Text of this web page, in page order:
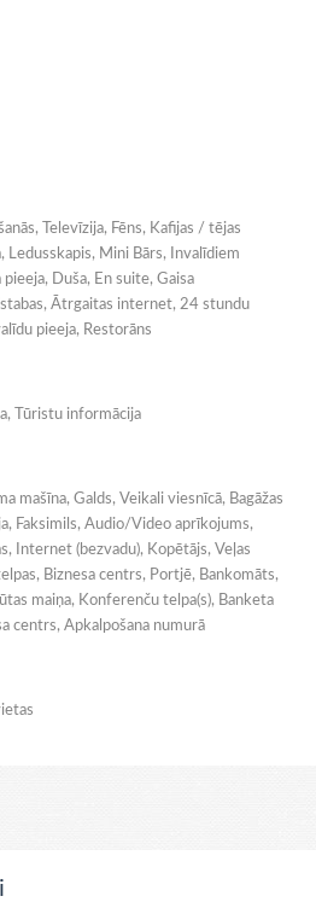
Televīzija, Fēns, Kafijas / tējas
Ledusskapis, Mini Bārs, Invalīdiem
Duša, En suite, Gaisa
Ātrgaitas internet, 24 stundu
pieeja, Restorāns
Tūristu informācija
mašīna, Galds, Veikali viesnīcā, Bagāžas
Faksimils, Audio/Video aprīkojums,
Internet (bezvadu), Kopētājs, Veļas
Biznesa centrs, Portjē, Bankomāts,
maiņa, Konferenču telpa(s), Banketa
centrs, Apkalpošana numurā